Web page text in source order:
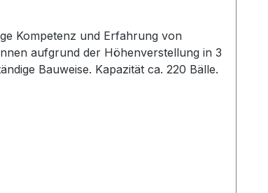
Kompetenz und Erfahrung von
aufgrund der Höhenverstellung in 3
Bauweise. Kapazität ca. 220 Bälle.